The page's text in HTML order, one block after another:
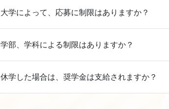
大学によって、応募に制限はありますか？
学部、学科による制限はありますか？
休学した場合は、奨学金は支給されますか？